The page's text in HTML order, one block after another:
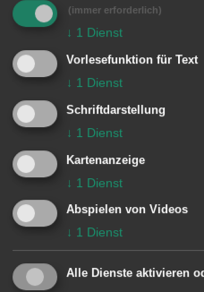
Ort vorgestellt. Die
gegen 17 Uhr. Die
kostenlos, aus
Gründen sollten die
vorab bei der
Ostalbkreis
INFOS UND
(immer erforderlich)
↓ 1 Dienst
Vorlesefunktion für Text
↓ 1 Dienst
Schriftdarstellung
↓ 1 Dienst
Kartenanzeige
↓ 1 Dienst
Abspielen von Videos
↓ 1 Dienst
Alle Dienste aktivieren